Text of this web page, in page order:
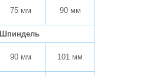
75 мм 90 мм
Шпиндель
90 мм 101 мм